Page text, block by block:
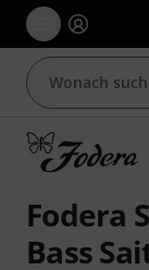
Fodera
Bass